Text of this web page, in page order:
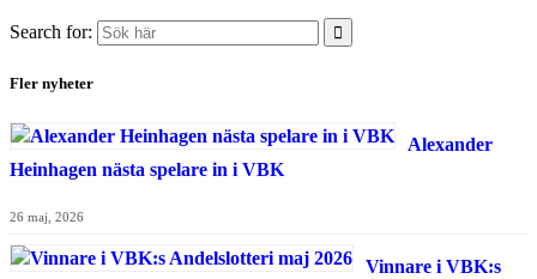
Search for:
Fler nyheter
Alexander
Heinhagen nästa spelare in i VBK
26 maj, 2026
Vinnare i VBK:s